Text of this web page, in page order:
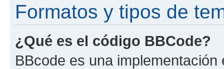
Formatos y tipos de
¿Qué es el código BBCode?
BBcode es una